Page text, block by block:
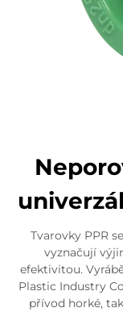
Tvarovky PPR
vyznačují
efektivitou.
Plastic Industry
přívod horké,